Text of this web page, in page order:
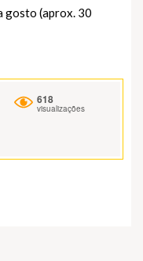
gosto (aprox. 30
618
visualizações